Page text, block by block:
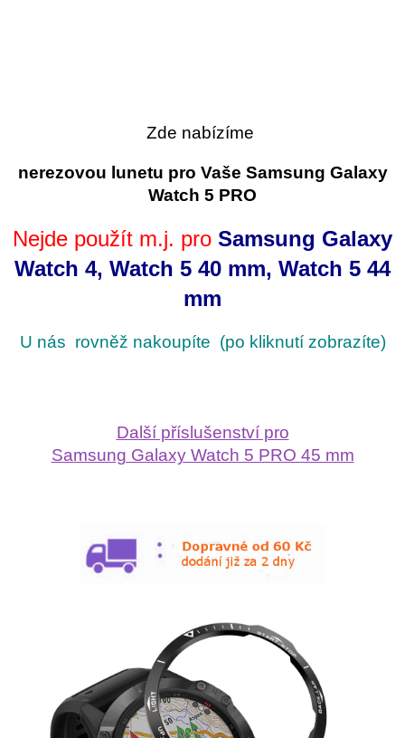
Zde nabízíme
nerezovou lunetu pro Vaše Samsung Galaxy
Watch 5 PRO
Nejde použít m.j. pro Samsung Galaxy
Watch 4, Watch 5 40 mm, Watch 5 44
mm
U nás rovněž nakoupíte (po kliknutí zobrazíte)
Další příslušenství pro
Samsung Galaxy Watch 5 PRO 45 mm